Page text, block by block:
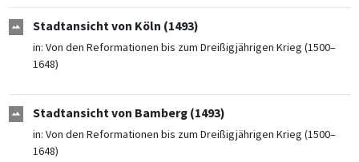
Stadtansicht von Köln (1493)
in: Von den Reformationen bis zum Dreißigjährigen Krieg (1500–
1648)
Stadtansicht von Bamberg (1493)
in: Von den Reformationen bis zum Dreißigjährigen Krieg (1500–
1648)